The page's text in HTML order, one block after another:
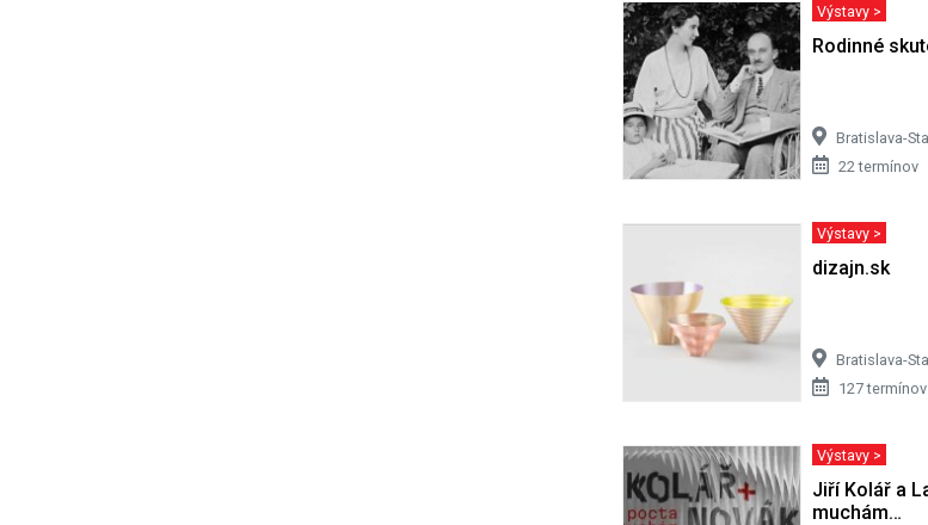
Výstavy >
Rodinné
Bratislava-
22 termínov
Výstavy >
dizajn.sk
Bratislava-
127 termínov
Výstavy >
Jiří Kolář a
muchám…